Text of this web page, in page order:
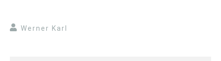
Werner Karl